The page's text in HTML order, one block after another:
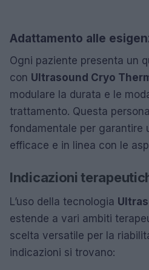
Adattamento alle
Ogni paziente presenta un
con Ultrasound Cryo
modulare la durata e le
trattamento. Questa
fondamentale per garantire
efficace e in linea con le
Indicazioni
L’uso della tecnologia
estende a vari ambiti
scelta versatile per la
indicazioni si trovano: